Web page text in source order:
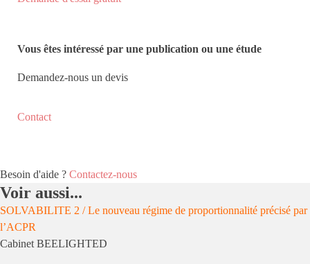
Vous êtes intéressé par une publication ou une étude
Demandez-nous un devis
Contact
Besoin d'aide ? Contactez-nous
Voir aussi...
SOLVABILITE 2 / Le nouveau régime de proportionnalité précisé par
l’ACPR
Cabinet BEELIGHTED